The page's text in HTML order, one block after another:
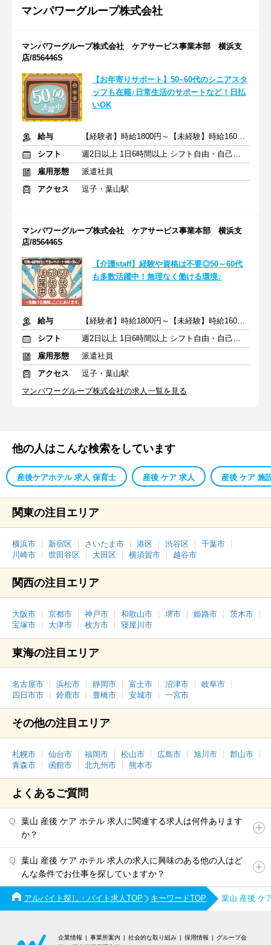
マンパワーグループ株式会社
マンパワーグループ株式会社 ケアサービス事業本部 横浜支
店/856446S
【お年寄りサポート】50~60代のシニアスタ
ッフも在籍♪日常生活のサポートなど！日払
いOK
給与
【経験者】時給1800円～【未経験】時給1600円～ ※交通費全額
シフト
週2日以上 1日6時間以上 シフト自由・自己申告
雇用形態
派遣社員
アクセス
逗子・葉山駅
マンパワーグループ株式会社 ケアサービス事業本部 横浜支
店/856446S
【介護staff】経験や資格は不要◎50～60代
も多数活躍中！無理なく働ける環境♪
給与
【経験者】時給1800円～【未経験】時給1600円～ ※交通費全額
シフト
週2日以上 1日6時間以上 シフト自由・自己申告
雇用形態
派遣社員
アクセス
逗子・葉山駅
マンパワーグループ株式会社の求人一覧を見る
他の人はこんな検索をしています
産後ケアホテル 求人 保育士 産後 ケア 求人 産後 ケア 施
関東の注目エリア
横浜市 新宿区 さいたま市 港区 渋谷区
千葉市
川崎市
世田谷区 大田区 横須賀市 越谷市
関西の注目エリア
大阪市 京都市 神戸市 和歌山市 堺市 姫路市
茨木市
宝塚市
大津市 枚方市 寝屋川市
東海の注目エリア
名古屋市 浜松市 静岡市 富士市 沼津市
岐阜市
四日市市
鈴鹿市 豊橋市 安城市 一宮市
その他の注目エリア
札幌市 仙台市 福岡市 松山市 広島市 旭川市
郡山市
青森市
函館市 北九州市 熊本市
よくあるご質問
葉山 産後 ケア ホテル 求人に関連する求人は何件あります
か？
葉山 産後 ケア ホテル 求人の求人に興味のある他の人はど
んな条件でお仕事を探していますか？
アルバイト探し・バイト求人TOP キーワードTOP 葉山 産後 ケ
企業情報 事業所案内 社会的な取り組み 採用情報
グループ会